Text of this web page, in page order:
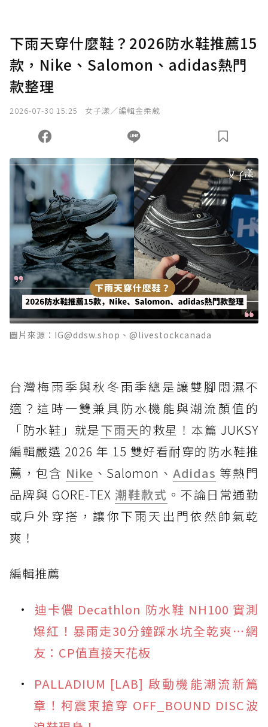
下雨天穿什麼鞋？2026防水鞋推薦15
款，Nike、Salomon、adidas熱門
款整理
2026-07-30 15:25 女子漾／編輯金柔葳
圖片來源：IG@ddsw.shop、@livestockcanada
台灣梅雨季與秋冬雨季總是讓雙腳悶濕不
適？這時一雙兼具防水機能與潮流顏值的
「防水鞋」就是下雨天的救星！本篇 JUKSY
編輯嚴選 2026 年 15 雙好看耐穿的防水鞋推
薦，包含 Nike 、Salomon、Adidas 等熱門
品牌與 GORE-TEX 潮鞋款式 。不論日常通勤
或戶外穿搭，讓你下雨天出門依然帥氣乾
爽！
編輯推薦
迪卡儂 Decathlon 防水鞋 NH100 實測
爆紅！暴雨走30分鐘踩水坑全乾爽⋯網
友：CP值直接天花板
PALLADIUM [LAB] 啟動機能潮流新篇
章！柯震東搶穿 OFF_BOUND DISC波